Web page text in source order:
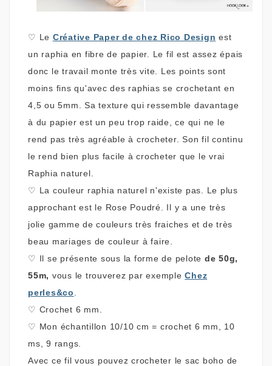
♡ Le Créative Paper de chez Rico Design est
un raphia en fibre de papier. Le fil est assez épais
donc le travail monte très vite. Les points sont
moins fins qu'avec des raphias se crochetant en
4,5 ou 5mm. Sa texture qui ressemble davantage
à du papier est un peu trop raide, ce qui ne le
rend pas très agréable à crocheter. Son fil continu
le rend bien plus facile à crocheter que le vrai
Raphia naturel.
♡ La couleur raphia naturel n'existe pas. Le plus
approchant est le Rose Poudré. Il y a une très
jolie gamme de couleurs très fraiches et de très
beau mariages de couleur à faire.
♡ Il se présente sous la forme de pelote de 50g,
55m, vous le trouverez par exemple Chez
perles&co
♡ Crochet 6 mm.
♡ Mon échantillon 10/10 cm = crochet 6 mm, 10
ms, 9 rangs.
Avec ce fil vous pouvez crocheter le sac boho de